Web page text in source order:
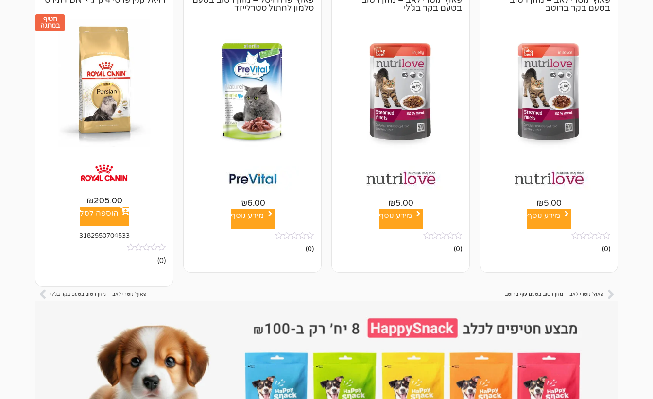
בטעם בקר ברוטב
₪5.00
מידע נוסף
אין
ביקורות
(0)
בטעם בקר בג'לי
₪5.00
מידע נוסף
אין
ביקורות
(0)
סלמון לחתול סטרלייזד
₪6.00
מידע נוסף
אין
ביקורות
(0)
חטיף
במתנה
₪205.00
הוספה לסל
3182550704533
אין
ביקורות
(0)
פאוץ' נוטרי לאב – מזון רטוב בטעם עוף ברוטב פאוץ' נוטרי לאב – מזון רטוב בטעם בקר בג'לי